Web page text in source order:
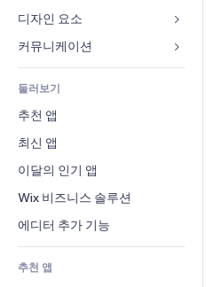
사이트 목록
이메일
판매 버튼
회계
쿠폰 및 로열티
창고 서비스
식품 및 음료
이벤트
음식점
부동산
예약
갤러리
뮤직
팟캐스트
사진
동영상
PDF
파일 공유
소식
디자인 요소
지도 및 내비게이션
개인정보 및 보안
시계
페이지 템플릿
이미지 효과
버튼 & 메뉴
배너 및 배지
계산기
검색
일기예보
양식
블로그
설문
채팅
메모
전화번호
커뮤니티
평가와 후기
CRM
둘러보기
추천 앱
최신 앱
이달의 인기 앱
Wix 비즈니스 솔루션
에디터 추가 기능
추천 앱